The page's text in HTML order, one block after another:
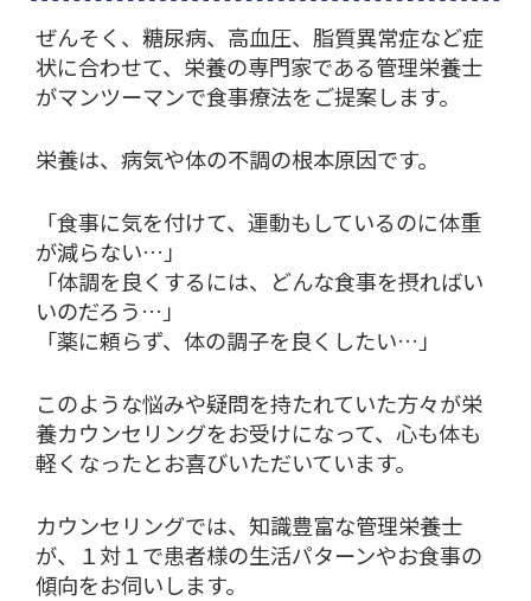
ぜんそく、糖尿病、高血圧、脂質異常症など症
状に合わせて、栄養の専門家である管理栄養士
がマンツーマンで食事療法をご提案します。
栄養は、病気や体の不調の根本原因です。
「食事に気を付けて、運動もしているのに体重
が減らない…」
「体調を良くするには、どんな食事を摂ればい
いのだろう…」
「薬に頼らず、体の調子を良くしたい…」
このような悩みや疑問を持たれていた方々が栄
養カウンセリングをお受けになって、心も体も
軽くなったとお喜びいただいています。
カウンセリングでは、知識豊富な管理栄養士
が、１対１で患者様の生活パターンやお食事の
傾向をお伺いします。